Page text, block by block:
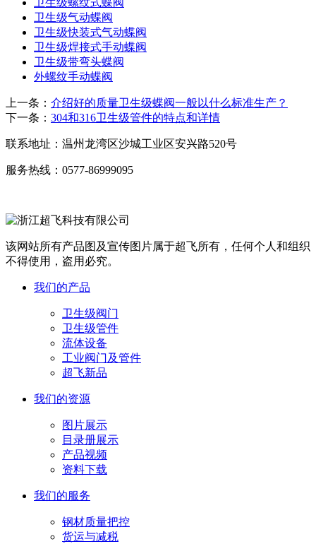
卫生级螺纹式蝶阀
卫生级气动蝶阀
卫生级快装式气动蝶阀
卫生级焊接式手动蝶阀
卫生级带弯头蝶阀
外螺纹手动蝶阀
上一条： 介绍好的质量卫生级蝶阀一般以什么标准生产？
下一条： 304和316卫生级管件的特点和详情
联系地址： 温州龙湾区沙城工业区安兴路520号
服务热线： 0577-86999095
该网站所有产品图及宣传图片属于超飞所有，任何个人和组织
不得使用，盗用必究。
我们的产品
卫生级阀门
卫生级管件
流体设备
工业阀门及管件
超飞新品
我们的资源
图片展示
目录册展示
产品视频
资料下载
我们的服务
钢材质量把控
货运与减税